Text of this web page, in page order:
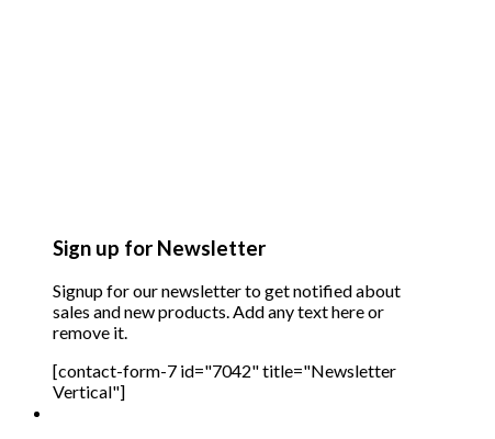
Sign up for Newsletter
Signup for our newsletter to get notified about
sales and new products. Add any text here or
remove it.
[contact-form-7 id="7042" title="Newsletter
Vertical"]